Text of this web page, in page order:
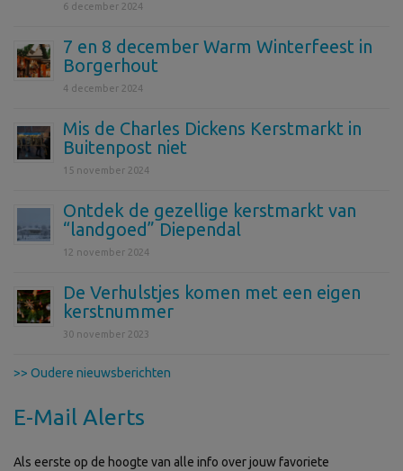
6 december 2024
7 en 8 december Warm Winterfeest in
Borgerhout
4 december 2024
Mis de Charles Dickens Kerstmarkt in
Buitenpost niet
15 november 2024
Ontdek de gezellige kerstmarkt van
“landgoed” Diependal
12 november 2024
De Verhulstjes komen met een eigen
kerstnummer
30 november 2023
>> Oudere nieuwsberichten
E-Mail Alerts
Als eerste op de hoogte van alle info over jouw favoriete